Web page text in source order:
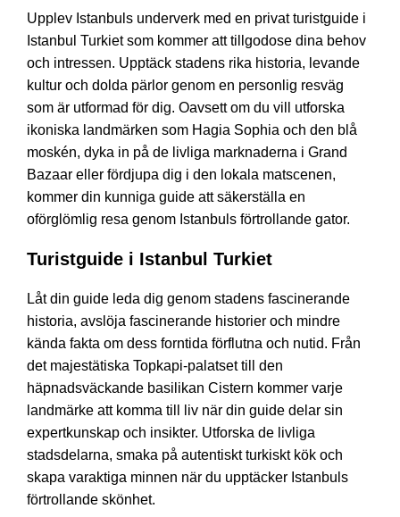
Upplev Istanbuls underverk med en privat turistguide i
Istanbul Turkiet som kommer att tillgodose dina behov
och intressen. Upptäck stadens rika historia, levande
kultur och dolda pärlor genom en personlig resväg
som är utformad för dig. Oavsett om du vill utforska
ikoniska landmärken som Hagia Sophia och den blå
moskén, dyka in på de livliga marknaderna i Grand
Bazaar eller fördjupa dig i den lokala matscenen,
kommer din kunniga guide att säkerställa en
oförglömlig resa genom Istanbuls förtrollande gator.
Turistguide i Istanbul Turkiet
Låt din guide leda dig genom stadens fascinerande
historia, avslöja fascinerande historier och mindre
kända fakta om dess forntida förflutna och nutid. Från
det majestätiska Topkapi-palatset till den
häpnadsväckande basilikan Cistern kommer varje
landmärke att komma till liv när din guide delar sin
expertkunskap och insikter. Utforska de livliga
stadsdelarna, smaka på autentiskt turkiskt kök och
skapa varaktiga minnen när du upptäcker Istanbuls
förtrollande skönhet.